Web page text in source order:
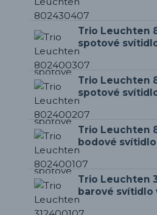
Trio Leuchten
spotové
Trio Leuchten
spotové
Trio Leuchten
bodové
Trio Leuchten
barové svítidlo